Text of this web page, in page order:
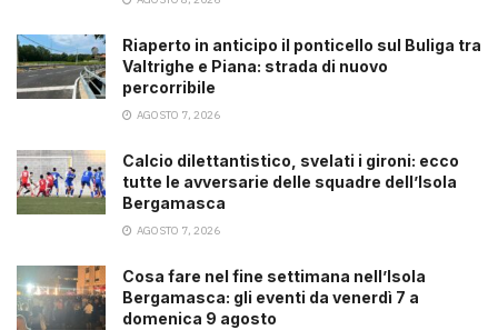
Riaperto in anticipo il ponticello sul Buliga tra
Valtrighe e Piana: strada di nuovo
percorribile
AGOSTO 7, 2026
Calcio dilettantistico, svelati i gironi: ecco
tutte le avversarie delle squadre dell’Isola
Bergamasca
AGOSTO 7, 2026
Cosa fare nel fine settimana nell’Isola
Bergamasca: gli eventi da venerdì 7 a
domenica 9 agosto